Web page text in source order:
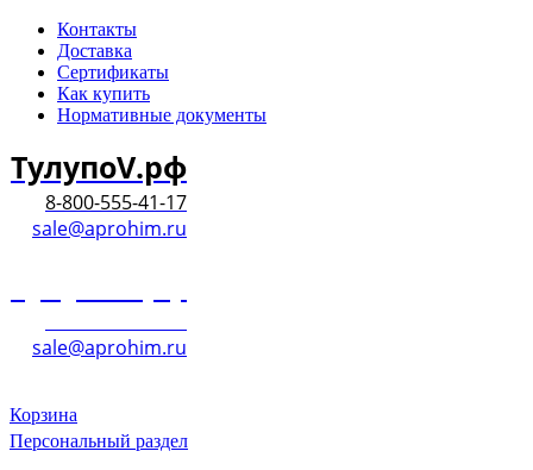
Контакты
Доставка
Сертификаты
Как купить
Нормативные документы
ТулупоV.рф
8-800-555-41-17
sale@aprohim.ru
sale@aprohim.ru
Корзина
Персональный раздел